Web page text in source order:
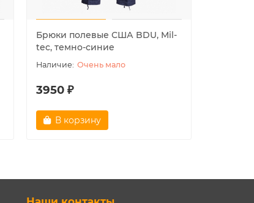
Брюки полевые США BDU, Mil-
tec, темно-синие
Очень мало
3950 ₽
В корзину